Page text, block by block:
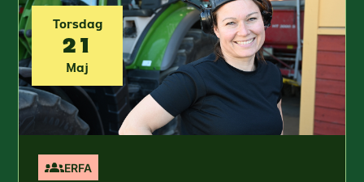
Torsdag
21
Maj
ERFA